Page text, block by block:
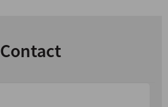
Contact